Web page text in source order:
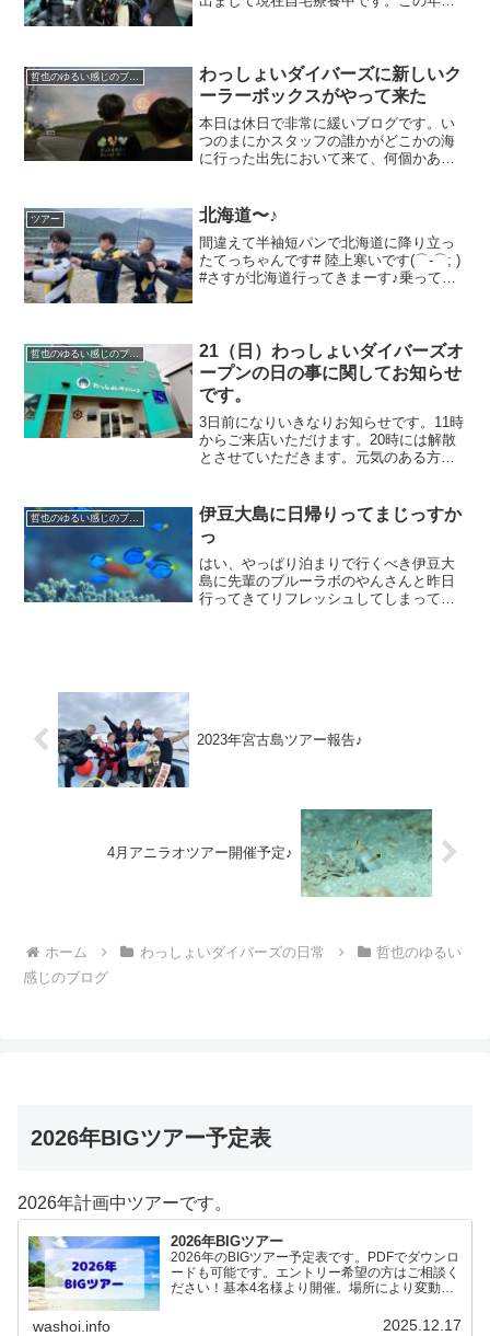
は新年会でお会い出来ると...
哲也のゆるい感じのブログ
わっしょいダイバーズに新しいク
ーラーボックスがやって来た
本日は休日で非常に緩いブログです。い
つのまにかスタッフの誰かがどこかの海
に行った出先において来て、何個かあっ
クーラーボックスを入手しました。今度
は無くさないように名前を...
ツアー 北海道〜♪
間違えて半袖短パンで北海道に降り立っ
たてっちゃんです# 陸上寒いです(⌒-⌒; )
#さすが北海道行ってきまーす♪乗ってい
ました...
哲也のゆるい感じのブログ
21（日）わっしょいダイバーズオ
ープンの日の事に関してお知らせ
です。
3日前になりいきなりお知らせです。11時
からご来店いただけます。20時には解散
とさせていただきます。元気のある方達
初っ端からご近所さんに目を付けられた
くないのです...
伊豆大島に日帰りってまじっすか
っ
はい、やっぱり泊まりで行くべき伊豆大
島に先輩のブルーラボのやんさんと昨日
行ってきてリフレッシュしてしまってい
2023年宮古島ツアー報告♪
4月アニラオツアー開催予定♪
ホーム わっしょいダイバーズの日常
哲也のゆるい
感じのブログ
2026年BIGツアー予定表
2026年計画中ツアーです。
2026年BIGツアー
2026年のBIGツアー予定表です。PDFでダウンロ
ードも可能です。エントリー希望の方はご相談く
ださい！基本4名様より開催。場所により変動あ
（12.19更新）ダウンロードPDFでアップロード
washoi.info 2025.12.17